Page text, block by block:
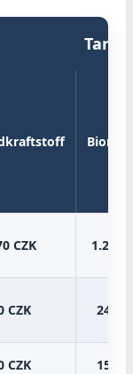
CZK 1.280
CZK 240
CZK 150